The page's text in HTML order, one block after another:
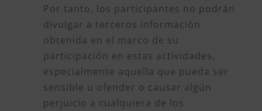
Por tanto, los participantes no podrán
divulgar a terceros información
obtenida en el marco de su
participación en estas actividades,
especialmente aquella que pueda ser
sensible u ofender o causar algún
perjuicio a cualquiera de los